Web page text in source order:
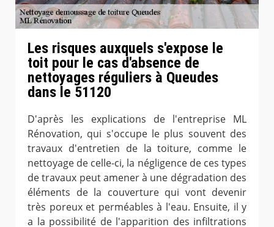
Les risques auxquels s'expose le
toit pour le cas d'absence de
nettoyages réguliers à Queudes
dans le 51120
D'après les explications de l'entreprise ML
Rénovation, qui s'occupe le plus souvent des
travaux d'entretien de la toiture, comme le
nettoyage de celle-ci, la négligence de ces types
de travaux peut amener à une dégradation des
éléments de la couverture qui vont devenir
très poreux et perméables à l'eau. Ensuite, il y
a la possibilité de l'apparition des infiltrations